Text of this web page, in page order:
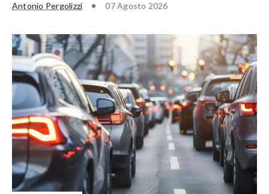
Antonio Pergolizzi 07 Agosto 2026